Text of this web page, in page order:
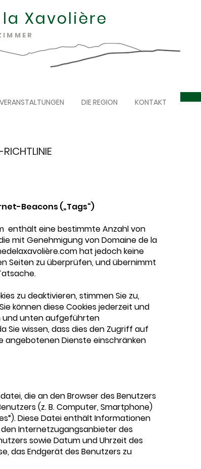
Xavolière
VERANSTALTUNGEN DIE REGION KONTAKT
Beacons („Tags“)
enthält eine bestimmte Anzahl von
mit Genehmigung von Domaine de la
hat jedoch keine
Seiten zu überprüfen, und übernimmt
zu deaktivieren, stimmen Sie zu,
können diese Cookies jederzeit und
und unten aufgeführten
Sie wissen, dass dies den Zugriff auf
angebotenen Dienste einschränken
die an den Browser des Benutzers
(z. B. Computer, Smartphone)
Diese Datei enthält Informationen
Internetzugangsanbieter des
sowie Datum und Uhrzeit des
das Endgerät des Benutzers zu